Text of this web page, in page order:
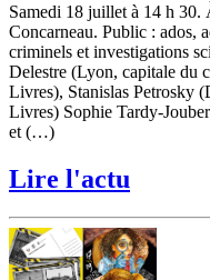
Samedi 18 juillet à 14 h
Concarneau. Public : ados,
criminels et investigations
Delestre (Lyon, capitale du
Livres), Stanislas Petrosky
Livres) Sophie Tardy-
et (…)
Lire l'actu